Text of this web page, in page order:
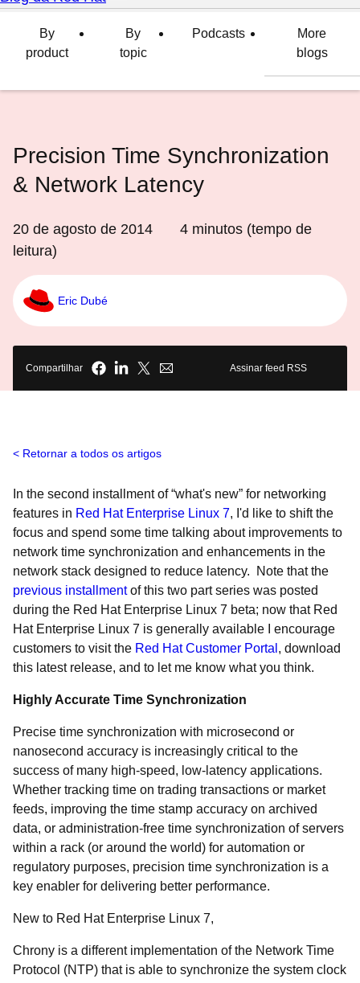
idioma
By
product
By
topic
Podcasts
More
blogs
Precision Time Synchronization
& Network Latency
20 de agosto de 2014 4 minutos (tempo de
leitura)
Eric Dubé
Compartilhar Assinar feed RSS
Retornar a todos os artigos
In the second installment of “what's new” for networking
features in Red Hat Enterprise Linux 7, I'd like to shift the
focus and spend some time talking about improvements to
network time synchronization and enhancements in the
network stack designed to reduce latency. Note that the
previous installmentof this two part series was posted
during the Red Hat Enterprise Linux 7 beta; now that Red
Hat Enterprise Linux 7 is generally available I encourage
customers to visit the Red Hat Customer Portal , download
this latest release, and to let me know what you think.
Highly Accurate Time Synchronization
Precise time synchronization with microsecond or
nanosecond accuracy is increasingly critical to the
success of many high-speed, low-latency applications.
Whether tracking time on trading transactions or market
feeds, improving the time stamp accuracy on archived
data, or administration-free time synchronization of servers
within a rack (or around the world) for automation or
regulatory purposes, precision time synchronization is a
key enabler for delivering better performance.
New to Red Hat Enterprise Linux 7,
Chrony is a different implementation of the Network Time
Protocol (NTP) that is able to synchronize the system clock